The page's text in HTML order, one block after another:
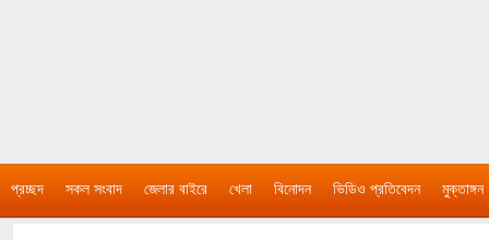
প্রচ্ছদ সকল সংবাদ জেলার বাইরে খেলা বিনোদন ভিডিও প্রতিবেদন মুক্তাঙ্গন